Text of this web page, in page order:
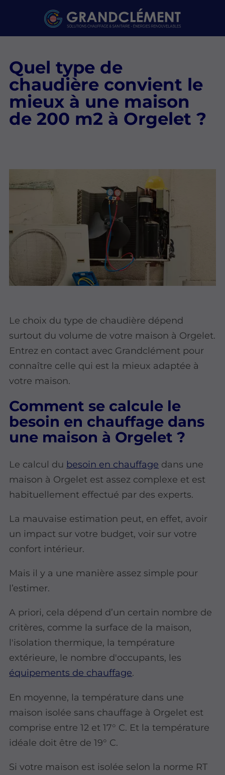
Quel type de
chaudière convient le
mieux à une maison
de 200 m2 à Orgelet ?
Le choix du type de chaudière dépend
surtout du volume de votre maison à Orgelet.
Entrez en contact avec Grandclément pour
connaître celle qui est la mieux adaptée à
votre maison.
Comment se calcule le
besoin en chauffage dans
une maison à Orgelet ?
Le calcul du besoin en chauffage dans une
maison à Orgelet est assez complexe et est
habituellement effectué par des experts.
La mauvaise estimation peut, en effet, avoir
un impact sur votre budget, voir sur votre
confort intérieur.
Mais il y a une manière assez simple pour
l’estimer.
A priori, cela dépend d’un certain nombre de
critères, comme la surface de la maison,
l'isolation thermique, la température
extérieure, le nombre d'occupants, les
équipements de chauffage.
En moyenne, la température dans une
maison isolée sans chauffage à Orgelet est
comprise entre 12 et 17° C. Et la température
idéale doit être de 19° C.
Si votre maison est isolée selon la norme RT